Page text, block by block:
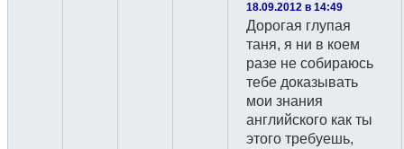
18.09.2012 в 14:49
Дорогая глупая
таня, я ни в коем
разе не собираюсь
тебе доказывать
мои знания
английского как ты
этого требуешь,